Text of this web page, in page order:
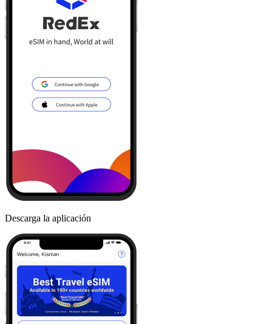
Descarga la aplicación